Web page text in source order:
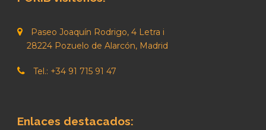
Paseo Joaquín Rodrigo, 4 Letra i
28224 Pozuelo de Alarcón, Madrid
Tel.: +34 91 715 91 47
Enlaces destacados: